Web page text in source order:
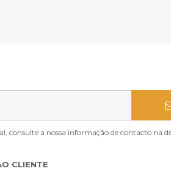
consulte a nossa informação de contacto na
CLIENTE